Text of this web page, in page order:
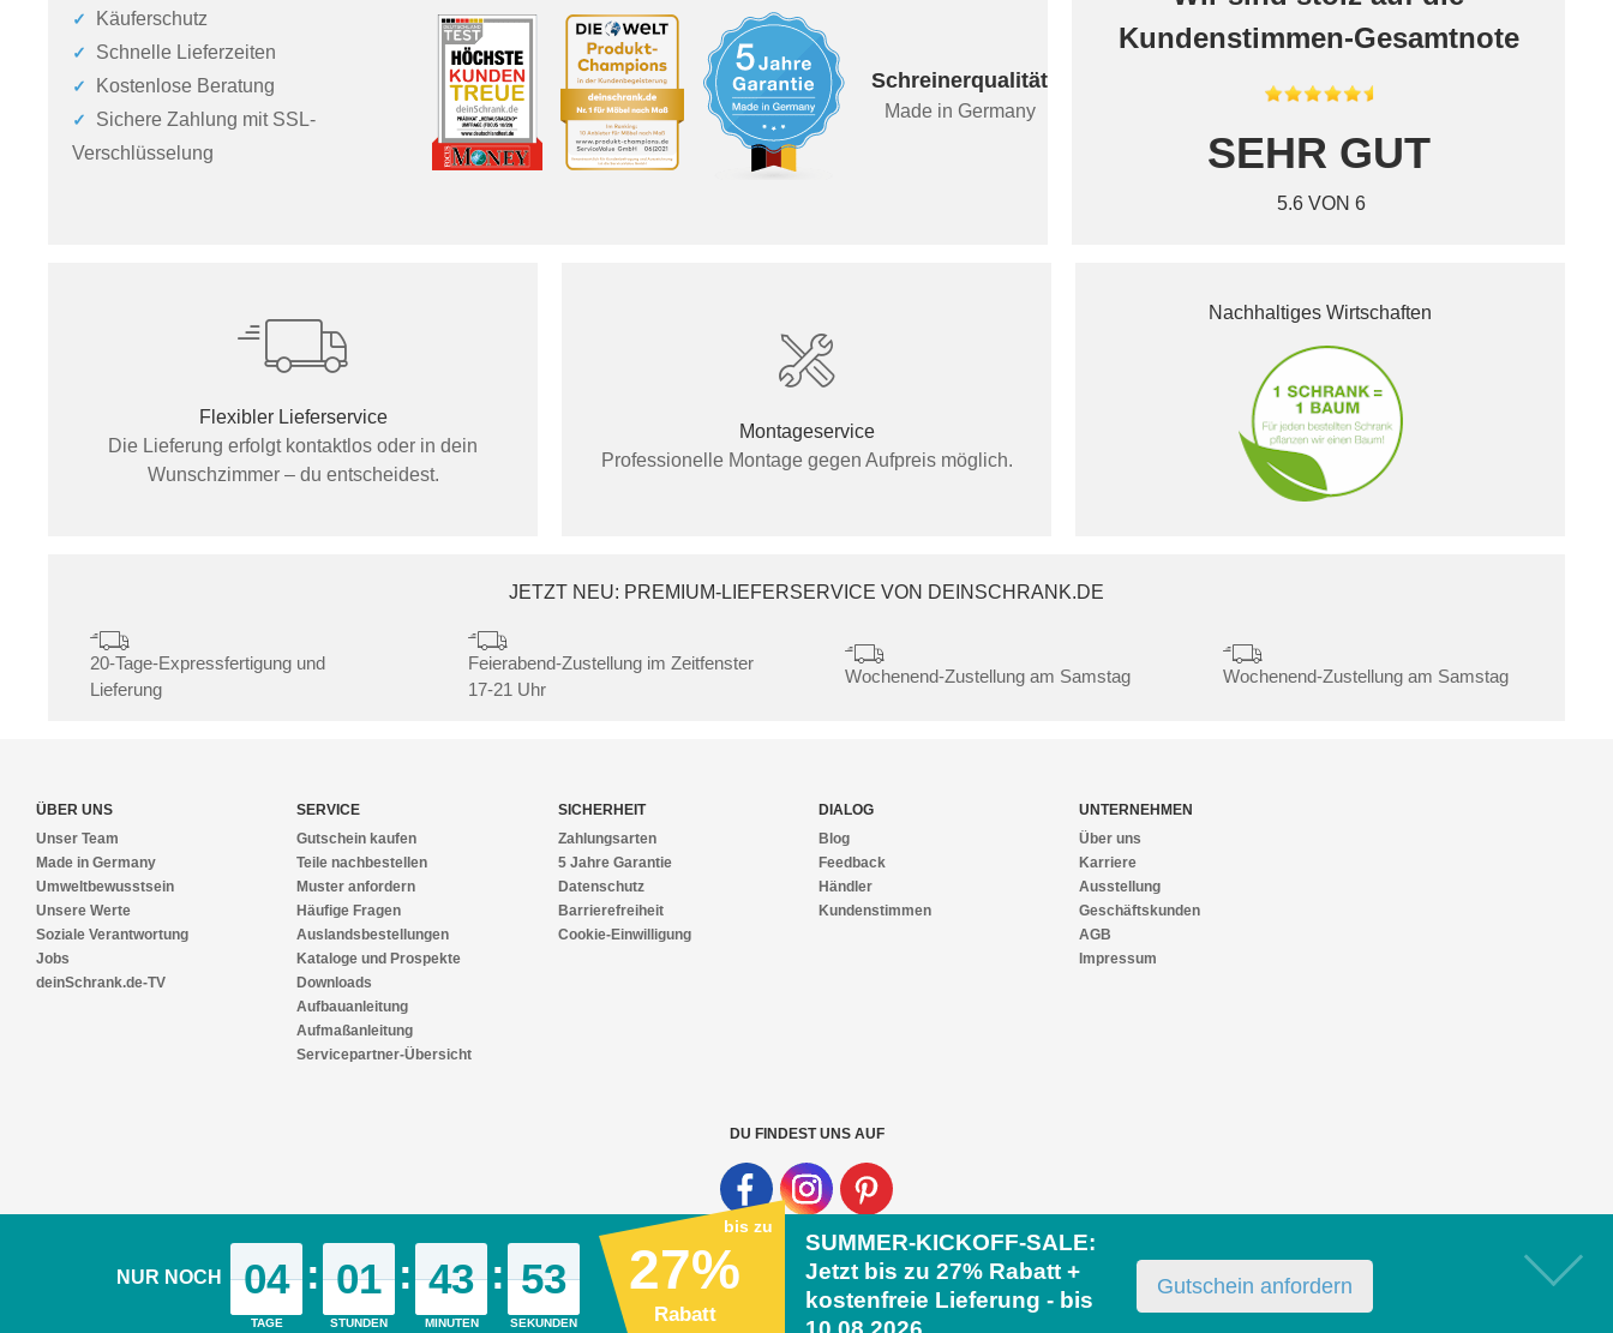
Käuferschutz
Schnelle Lieferzeiten
Kostenlose Beratung
Sichere Zahlung mit SSL-
Verschlüsselung
Schreinerqualität
Made in Germany
Kundenstimmen-Gesamtnote
SEHR GUT
5.6 VON 6
Flexibler Lieferservice
Die Lieferung erfolgt kontaktlos oder in dein
Wunschzimmer – du entscheidest.
Montageservice
Professionelle Montage gegen Aufpreis möglich.
Nachhaltiges Wirtschaften
JETZT NEU: PREMIUM-LIEFERSERVICE VON DEINSCHRANK.DE
20-Tage-Expressfertigung und
Lieferung
Feierabend-Zustellung im Zeitfenster
17-21 Uhr
Wochenend-Zustellung am Samstag Wochenend-Zustellung am Samstag
ÜBER UNS
Unser Team
Made in Germany
Umweltbewusstsein
Unsere Werte
Soziale Verantwortung
Jobs
deinSchrank.de-TV
SERVICE
Gutschein kaufen
Teile nachbestellen
Muster anfordern
Häufige Fragen
Auslandsbestellungen
Kataloge und Prospekte
Downloads
Aufbauanleitung
Aufmaßanleitung
Servicepartner-Übersicht
SICHERHEIT
Zahlungsarten
5 Jahre Garantie
Datenschutz
Barrierefreiheit
Cookie-Einwilligung
DIALOG
Blog
Feedback
Händler
Kundenstimmen
UNTERNEHMEN
Über uns
Karriere
Ausstellung
Geschäftskunden
AGB
Impressum
DU FINDEST UNS AUF
MEUBELS OP MAAT VIND JE OOK OP ONZE VERDERE WEBPAGINA'S
deinSchrank.de| deineSchiebetuer.de|deinMasstisch.de|deineAnkleide.de
NUR NOCH 04
TAGE
: 01
STUNDEN
: 43
MINUTEN
: 52
SEKUNDEN
bis zu
27%
Rabatt
SUMMER-KICKOFF-SALE:
Jetzt bis zu 27% Rabatt +
kostenfreie Lieferung - bis
Gutschein anfordern